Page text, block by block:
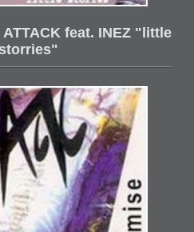
feat. INEZ "little
storries"